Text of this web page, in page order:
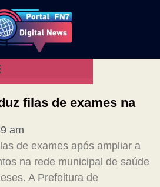
filas de exames na
am
de exames após ampliar a
na rede municipal de saúde
A Prefeitura de